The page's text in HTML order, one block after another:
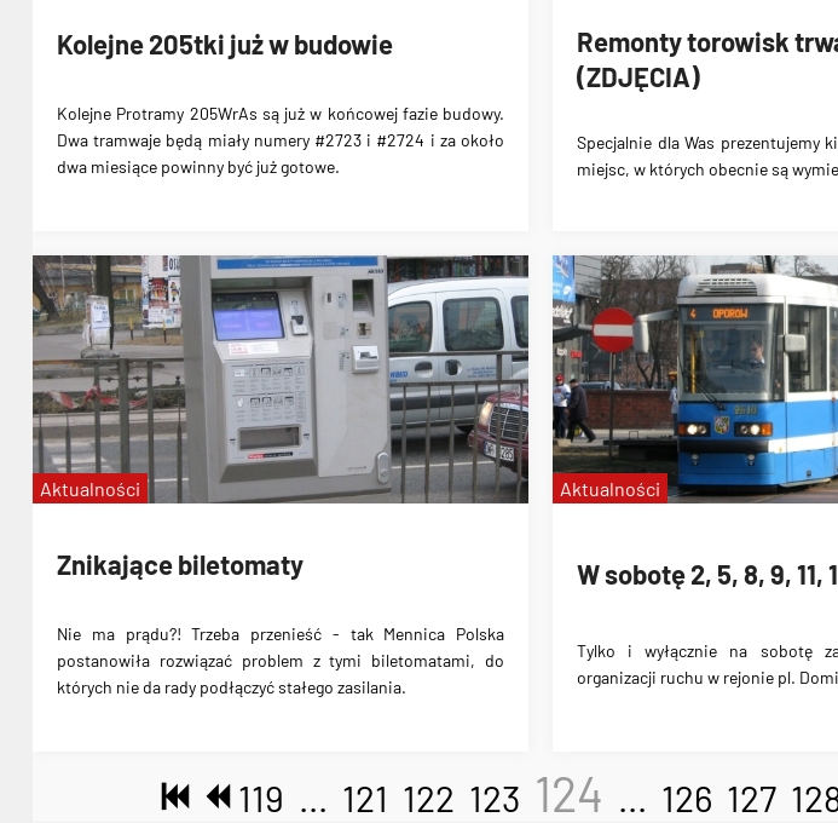
Kolejne 205tki już w budowie
Kolejne Protramy 205WrAs są już w końcowej fazie budowy.
Dwa tramwaje będą miały numery #2723 i #2724 i za około
dwa miesiące powinny być już gotowe.
Remonty torowisk
(ZDJĘCIA)
Specjalnie dla Was prezentujemy
miejsc, w których obecnie są
Znikające biletomaty
Nie ma prądu?! Trzeba przenieść - tak Mennica Polska
postanowiła rozwiązać problem z tymi biletomatami, do
których nie da rady podłączyć stałego zasilania.
Aktualności
W sobotę 2, 5, 8, 9, 11,
Tylko i wyłącznie na sobotę
organizacji ruchu w rejonie pl.
Aktualności
119 ... 121 122 123 124 ... 126 127